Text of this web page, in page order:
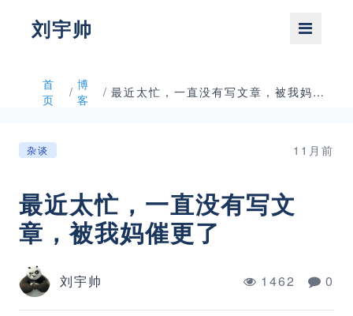
刘宇帅
首
页
/ 博
客
/ 最近太忙，一直没有写文章，被我妈催更了
杂谈 11月前
最近太忙，一直没有写文
章，被我妈催更了
刘宇帅 1462 0